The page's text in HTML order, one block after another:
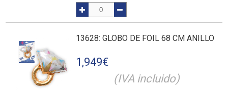
13628: GLOBO DE FOIL 68 CM ANILLO
1,949€
(IVA incluido)